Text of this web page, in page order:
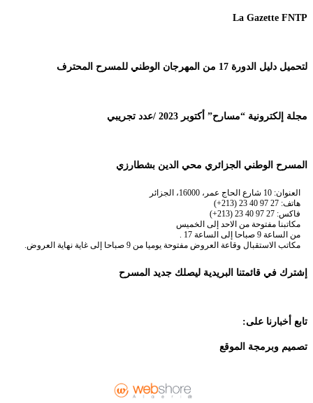
La Gazette FNTP
لتحميل دليل الدورة 17 من المهرجان الوطني للمسرح المحترف
مجلة إلكترونية “مسارح” أكتوبر 2023 /عدد تجريبي
المسرح الوطني الجزائري محي الدين بشطارزي
العنوان: 10 شارع الحاج عمر، 16000، الجزائر
هاتف: 27 97 40 23 (213+)
فاكس: 27 97 40 23 (213+)
مكاتبنا مفتوحة من الاحد إلى الخميس
من الساعة 9 صباحا إلى الساعة 17 .
مكاتب الاستقبال وقاعة العروض مفتوحة يوميا من 9 صباحا إلى غاية نهاية العروض.
إشترك في قائمتنا البريدية ليصلك جديد المسرح
تابع أخبارنا على:
تصميم وبرمجة الموقع